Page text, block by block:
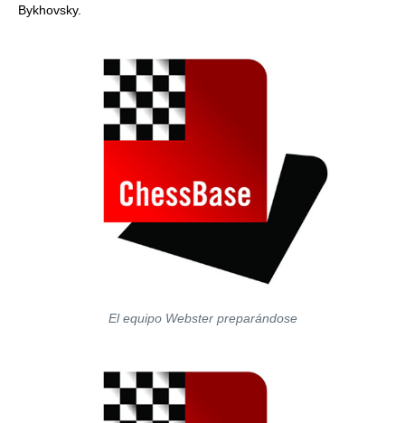
Bykhovsky.
El equipo Webster preparándose